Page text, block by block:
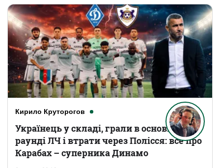
Кирило Круторогов
Українець у складі, грали в основному
раунді ЛЧ і втрати через Полісся: все про
Карабах – суперника Динамо